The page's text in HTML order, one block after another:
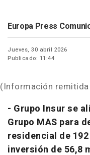
Europa Press
Jueves, 30 abril 2026
Publicado: 11:44
(Información
- Grupo Insur se
Grupo MAS para
residencial de
inversión de 56,8